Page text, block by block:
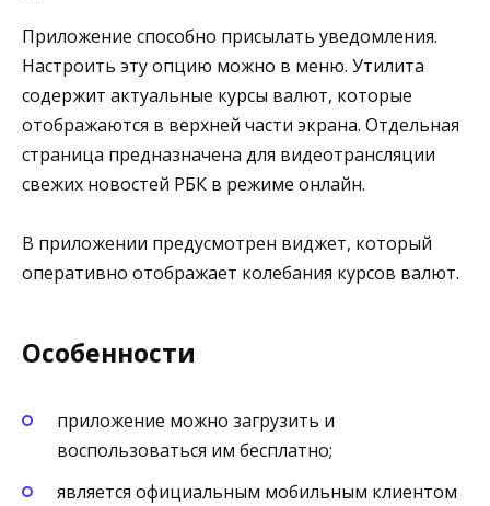
Приложение способно присылать уведомления.
Настроить эту опцию можно в меню. Утилита
содержит актуальные курсы валют, которые
отображаются в верхней части экрана. Отдельная
страница предназначена для видеотрансляции
свежих новостей РБК в режиме онлайн.
В приложении предусмотрен виджет, который
оперативно отображает колебания курсов валют.
Особенности
приложение можно загрузить и
воспользоваться им бесплатно;
является официальным мобильным клиентом